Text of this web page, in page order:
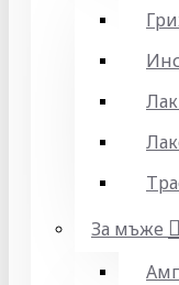
За мъже